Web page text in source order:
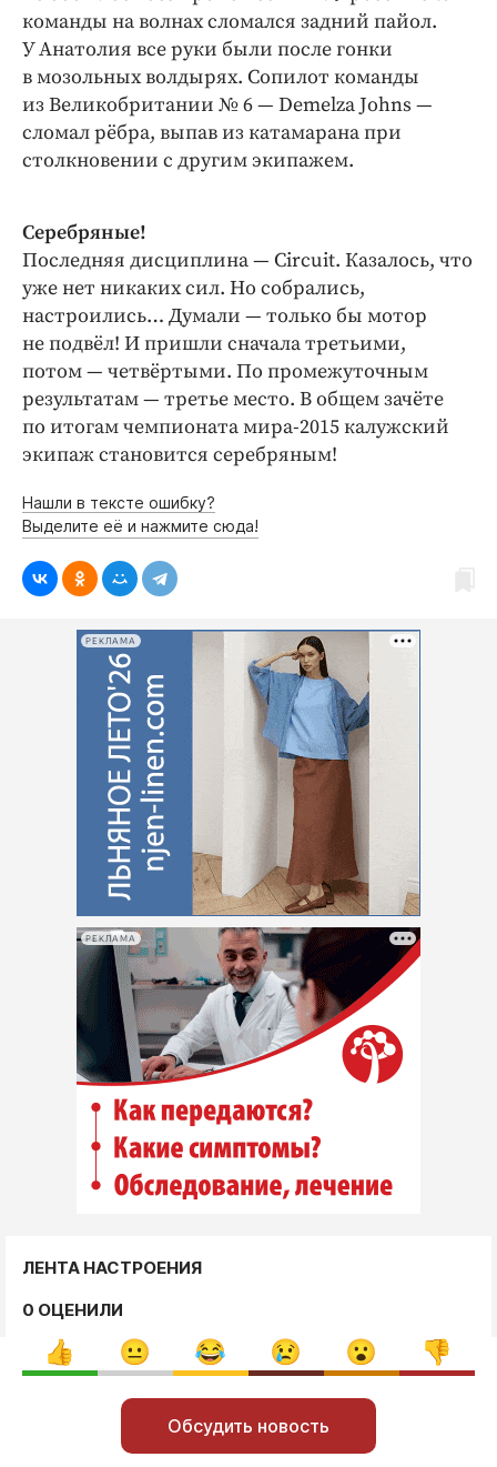
команды на волнах сломался задний пайол.
У Анатолия все руки были после гонки
в мозольных волдырях. Сопилот команды
из Великобритании № 6 — Demelza Johns —
сломал рёбра, выпав из катамарана при
столкновении с другим экипажем.
Серебряные!
Последняя дисциплина — Circuit. Казалось, что
уже нет никаких сил. Но собрались,
настроились… Думали — только бы мотор
не подвёл! И пришли сначала третьими,
потом — четвёртыми. По промежуточным
результатам — третье место. В общем зачёте
по итогам чемпионата мира-2015 калужский
экипаж становится серебряным!
Нашли в тексте ошибку?
Выделите её и нажмите сюда!
РЕКЛАМА
РЕКЛАМА
ЛЕНТА НАСТРОЕНИЯ
0 ОЦЕНИЛИ
Обсудить новость